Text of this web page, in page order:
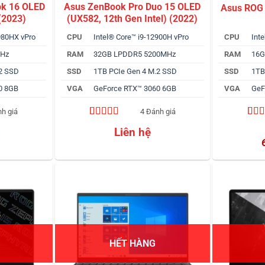
16 OLED
vPro
SSD
8GB
giá
Asus ZenBook Pro Duo 15 OLED
(UX582, 12th Gen Intel) (2022)
CPU
Intel® Core™ i9-12900H vPro
RAM
32GB LPDDR5 5200MHz
SSD
1TB PCIe Gen 4 M.2 SSD
VGA
GeForce RTX™ 3060 6GB
trên 5
dựa trên
4 Đánh giá
Liên hệ
Asus
CPU
RAM
SSD
VGA
HẾT HÀNG